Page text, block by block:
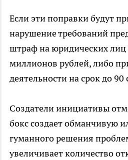
Если эти поправки будут
нарушение требований
штраф на юридических лиц
миллионов рублей, либо
деятельности на срок до 90
Создатели инициативы
бокс создает обманчивую
гуманного решения
увеличивает количество